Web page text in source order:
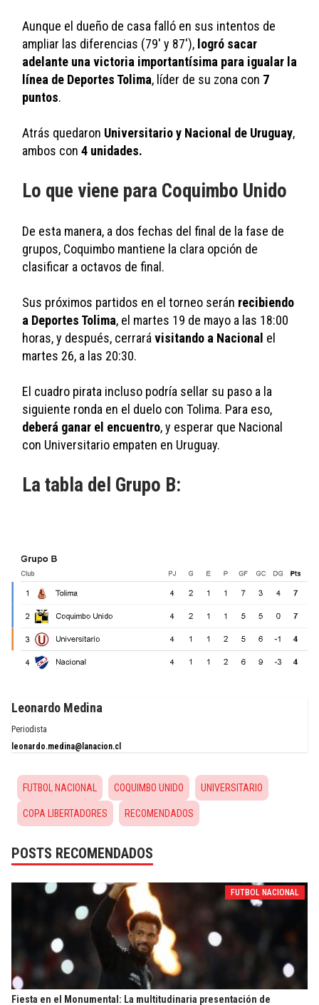
Aunque el dueño de casa falló en sus intentos de
ampliar las diferencias (79' y 87'), logró sacar
adelante una victoria importantísima para igualar la
línea de Deportes Tolima, líder de su zona con 7
puntos.
Atrás quedaron Universitario y Nacional de Uruguay,
ambos con 4 unidades.
Lo que viene para Coquimbo Unido
De esta manera, a dos fechas del final de la fase de
grupos, Coquimbo mantiene la clara opción de
clasificar a octavos de final.
Sus próximos partidos en el torneo serán recibiendo
a Deportes Tolima, el martes 19 de mayo a las 18:00
horas, y después, cerrará visitando a Nacional el
martes 26, a las 20:30.
El cuadro pirata incluso podría sellar su paso a la
deberá ganar el encuentro, y esperar que Nacional
con Universitario empaten en Uruguay.
La tabla del Grupo B:
Leonardo Medina
Periodista
leonardo.medina@lanacion.cl
FUTBOL NACIONAL COQUIMBO UNIDO UNIVERSITARIO
COPA LIBERTADORES RECOMENDADOS
POSTS RECOMENDADOS
FUTBOL NACIONAL
Fiesta en el Monumental: La multitudinaria presentación de